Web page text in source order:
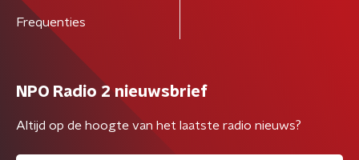
Frequenties
NPO Radio 2 nieuwsbrief
Altijd op de hoogte van het laatste radio nieuws?